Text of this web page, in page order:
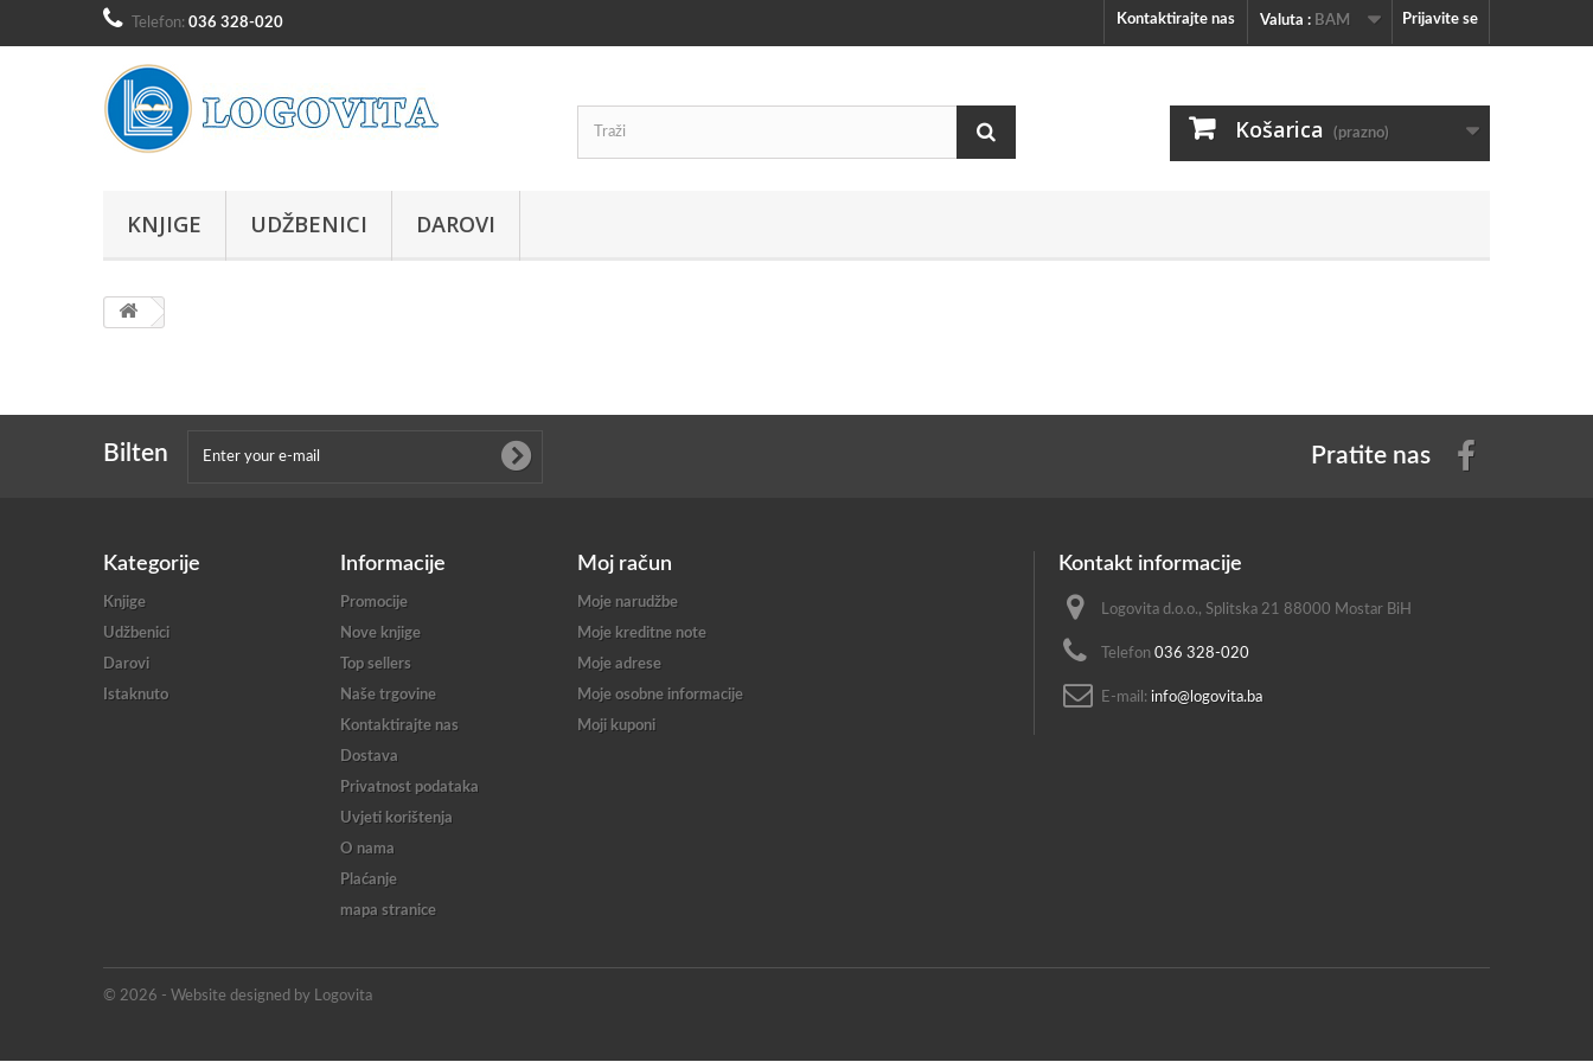
Prijavite se
Valuta : BAM
Kontaktirajte nas
Telefon: 036 328-020
Košarica (prazno)
KNJIGE UDŽBENICI DAROVI
Bilten Pratite nas
Kategorije
Knjige
Udžbenici
Darovi
Istaknuto
Informacije
Promocije
Nove knjige
Top sellers
Naše trgovine
Kontaktirajte nas
Dostava
Privatnost podataka
Uvjeti korištenja
O nama
Plaćanje
mapa stranice
© 2026 - Website designed by Logovita
Moj račun
Moje narudžbe
Moje kreditne note
Moje adrese
Moje osobne informacije
Moji kuponi
Kontakt informacije
Logovita d.o.o., Splitska 21 88000 Mostar BiH
Telefon 036 328-020
E-mail: info@logovita.ba